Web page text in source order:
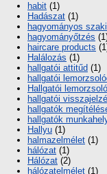
habit (1)
Hadászat (1)
hagyományos
hagyományőtzés
haircare products
Halálozás (1)
hallgatói attitűd (1)
hallgatói
Hallgatói
hallgatói
hallgatók
hallgatók
Hallyu (1)
halmazelmélet (1)
hálózat (1)
Hálózat (2)
hálózatelmélet (1)